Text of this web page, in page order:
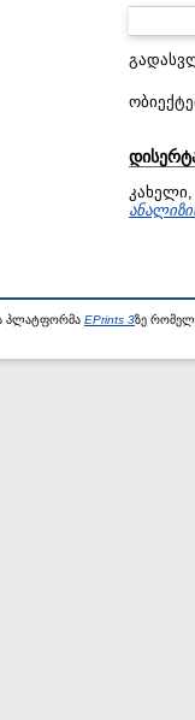
პლატფორმა EPrints 3ზე